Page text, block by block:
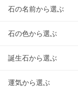
石の名前から選ぶ
石の色から選ぶ
誕生石から選ぶ
運気から選ぶ